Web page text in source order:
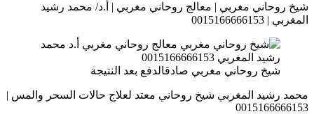
شيخ روحاني مغربي | معالج روحاني مغربي | أ.د/ محمد رشيد
المغربي | 0015166666153
شيخ روحاني مغربي صادقالدفع بعد النتيجة
محمد رشيد المغربي شيخ روحاني معتد لعلاج حالات السحر والمس |
0015166666153